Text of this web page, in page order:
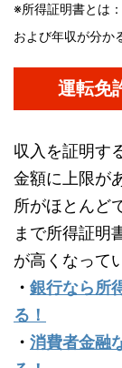
※所得証明書とは
および年収が分か
運転免
収入を証明す
金額に上限が
所がほとんど
まで所得証明
が高くなって
・ 銀行なら所
る！
・ 消費者金融